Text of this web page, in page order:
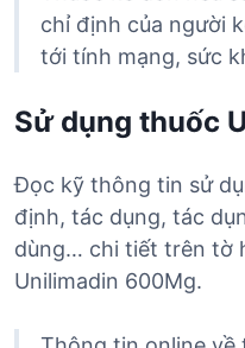
chỉ định của người
tới tính mạng, sức
Sử dụng thuốc
Đọc kỹ thông tin sử
định, tác dụng, tác
dùng… chi tiết trên tờ
Unilimadin 600Mg.